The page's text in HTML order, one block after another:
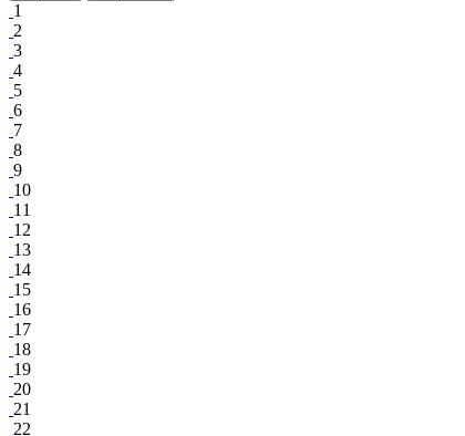
1
2
3
4
5
6
7
8
9
10
11
12
13
14
15
16
17
18
19
20
21
22